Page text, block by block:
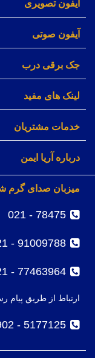
آیفون تصویری
آیفون صوتی
جک برقی درب
لینک های مفید
خدمات مشتریان
درباره آریا ایمن
میزبان صدای گرم
78475 - 021
91009788 - 021
77463964 - 021
ارتباط از طریق پیام
5177125 - 0902